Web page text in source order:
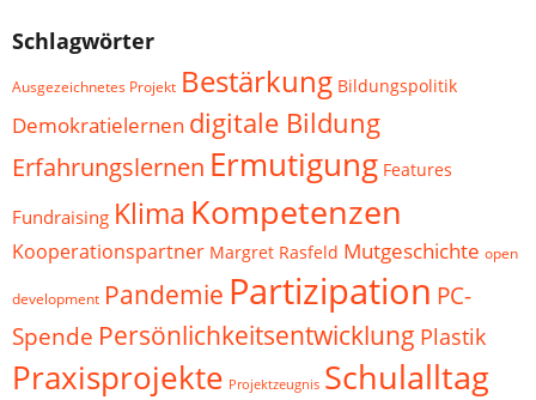
Schlagwörter
Ausgezeichnetes Projekt Bestärkung Bildungspolitik
Demokratielernen digitale Bildung
Erfahrungslernen Ermutigung Features
Fundraising Klima Kompetenzen
Kooperationspartner Margret Rasfeld Mutgeschichte open
development Pandemie Partizipation PC-
Spende Persönlichkeitsentwicklung Plastik
Praxisprojekte Projektzeugnis Schulalltag